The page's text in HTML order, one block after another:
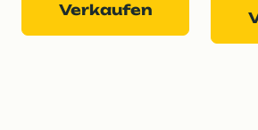
Verkaufen